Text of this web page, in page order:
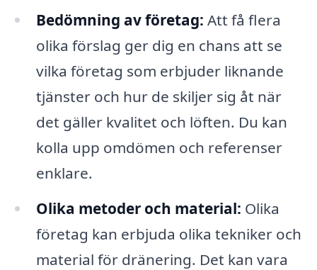
Bedömning av företag: Att få flera
olika förslag ger dig en chans att se
vilka företag som erbjuder liknande
tjänster och hur de skiljer sig åt när
det gäller kvalitet och löften. Du kan
kolla upp omdömen och referenser
enklare.
Olika metoder och material: Olika
företag kan erbjuda olika tekniker och
material för dränering. Det kan vara